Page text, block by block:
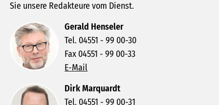
Sie unsere Redakteure vom Dienst.
Gerald Henseler
Tel. 04551 - 99 00-30
Fax 04551 - 99 00-33
E-Mail
Dirk Marquardt
Tel. 04551 - 99 00-31